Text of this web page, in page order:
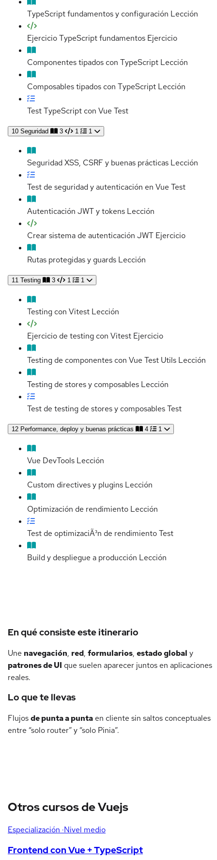
TypeScript fundamentos y configuración Lección
Ejercicio TypeScript fundamentos Ejercicio
Componentes tipados con TypeScript Lección
Composables tipados con TypeScript Lección
Test TypeScript con Vue Test
10 Seguridad 3 1 1
Seguridad XSS, CSRF y buenas prácticas Lección
Test de seguridad y autenticación en Vue Test
Autenticación JWT y tokens Lección
Crear sistema de autenticación JWT Ejercicio
Rutas protegidas y guards Lección
11 Testing 3 1 1
Testing con Vitest Lección
Ejercicio de testing con Vitest Ejercicio
Testing de componentes con Vue Test Utils Lección
Testing de stores y composables Lección
Test de testing de stores y composablesTest
12 Performance, deploy y buenas prácticas 4 1
Vue DevTools Lección
Custom directives y plugins Lección
Optimización de rendimiento Lección
Test de optimizaciÃ³n de rendimientoTest
Build y despliegue a producción Lección
Detalles del curso
En qué consiste este itinerario
Une navegación, red, formularios, estado global y
patrones de UI que suelen aparecer juntos en aplicaciones
reales.
Lo que te llevas
Flujosde punta a punta en cliente sin saltos conceptuales
entre “solo router” y “solo Pinia”.
Otros cursos de Vuejs
Especialización ·Nivel medio
Frontend con Vue + TypeScript